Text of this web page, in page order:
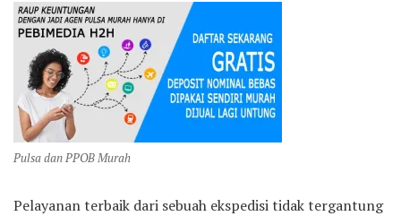
Pulsa dan PPOB Murah
Pelayanan terbaik dari sebuah ekspedisi tidak tergantung